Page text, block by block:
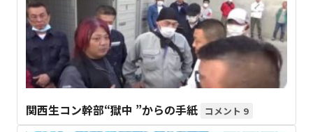
関西生コン幹部“獄中 ”からの手紙 9